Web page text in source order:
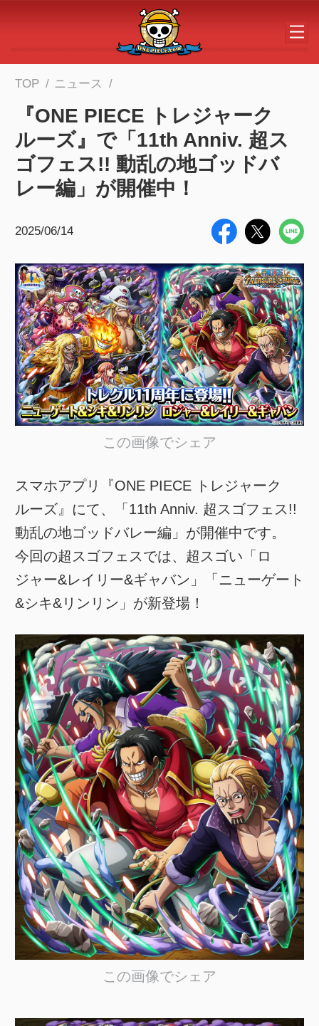
メインコンテンツへスキップする
TOP ニュース
『ONE PIECE トレジャーク
ルーズ』で「11th Anniv. 超ス
ゴフェス!! 動乱の地ゴッドバ
レー編」が開催中！
2025/06/14
この画像でシェア
スマホアプリ『ONE PIECE トレジャーク
ルーズ』にて、「11th Anniv. 超スゴフェス!!
動乱の地ゴッドバレー編」が開催中です。
今回の超スゴフェスでは、超スゴい「ロ
ジャー&レイリー&ギャバン」「ニューゲート
&シキ&リンリン」が新登場！
この画像でシェア